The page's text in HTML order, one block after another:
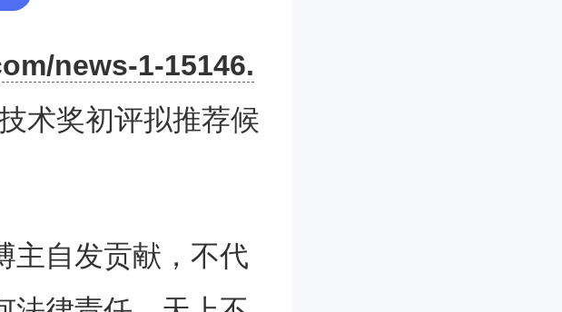
名义提出异议的，
系电话和详细地
盖本单位公章；
真实姓名并提供身
护照等复印件）、
news-1-15146.
术奖初评拟推荐候
主自发贡献，不代